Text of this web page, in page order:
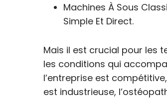
Machines À Sous
Simple Et Direct.
Mais il est crucial pour les
les conditions qui
l’entreprise est
est industrieuse,